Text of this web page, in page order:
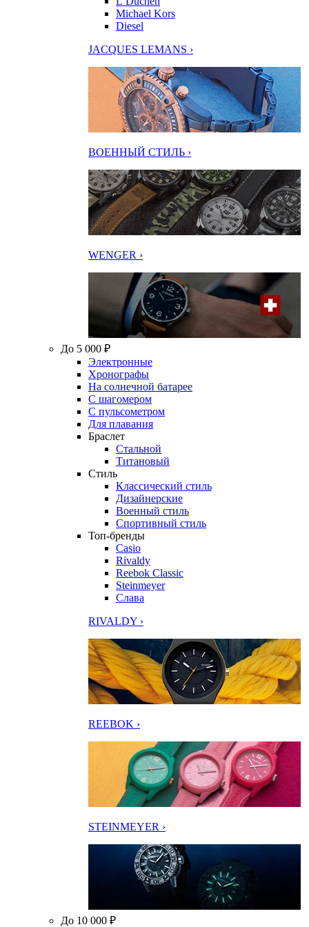
Michael Kors
Diesel
JACQUES LEMANS ›
ВОЕННЫЙ СТИЛЬ ›
WENGER ›
До 5 000 ₽
Электронные
Хронографы
На солнечной батарее
С шагомером
С пульсометром
Для плавания
Браслет
Стальной
Титановый
Стиль
Классический стиль
Дизайнерские
Военный стиль
Спортивный стиль
Топ-бренды
Casio
Rivaldy
Reebok Classic
Steinmeyer
Слава
RIVALDY ›
REEBOK ›
STEINMEYER ›
До 10 000 ₽